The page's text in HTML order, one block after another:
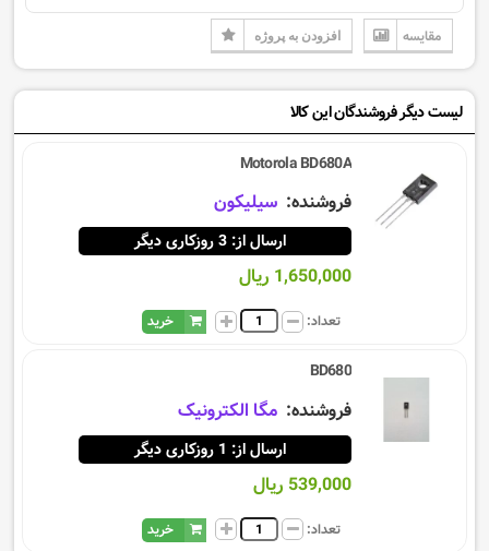
مقایسه افزودن به پروژه
لیست دیگر فروشندگان این کالا
Motorola BD680A
فروشنده: سيليكون
ارسال از: 3 روزکاری دیگر
1,650,000 ریال
تعداد: خرید
BD680
فروشنده: مگا الکترونیک
ارسال از: 1 روزکاری دیگر
539,000 ریال
تعداد: خرید